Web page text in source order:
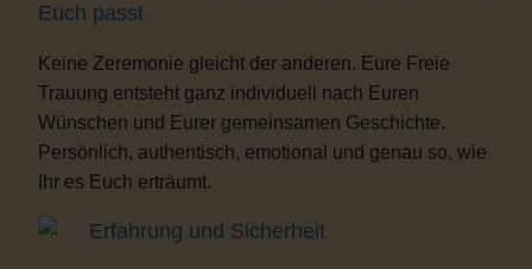
Euch passt
Keine Zeremonie gleicht der anderen. Eure Freie
Trauung entsteht ganz individuell nach Euren
Wünschen und Eurer gemeinsamen Geschichte.
Persönlich, authentisch, emotional und genau so, wie
Ihr es Euch erträumt.
Erfahrung und Sicherheit